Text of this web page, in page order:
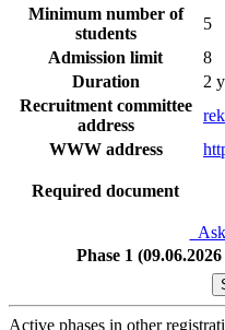
Minimum number of
students
5
Admission limit
8
Duration
2
Recruitment committee
address
WWW address
Required document
Phase 1
Active phases in other